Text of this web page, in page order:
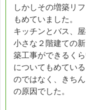
しかしその増築リ
もめていました。
キッチンとバス、
小さな２階建ての新
築工事ができるく
についてもめている
のではなく、きち
の原因でした。